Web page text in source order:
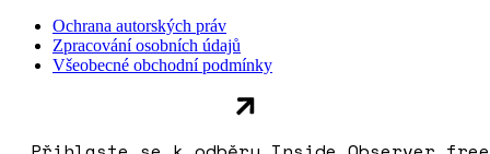
Ochrana autorských práv
Zpracování osobních údajů
Všeobecné obchodní podmínky